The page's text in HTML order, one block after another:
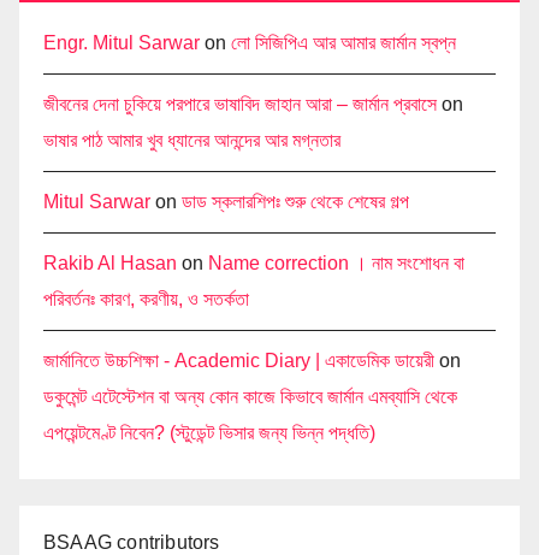
Engr. Mitul Sarwar on লো সিজিপিএ আর আমার জার্মান স্বপ্ন
জীবনের দেনা চুকিয়ে পরপারে ভাষাবিদ জাহান আরা – জার্মান প্রবাসেon
ভাষার পাঠ আমার খুব ধ্যানের আনন্দের আর মগ্নতার
Mitul Sarwar on ডাড স্কলারশিপঃ শুরু থেকে শেষের গল্প
Rakib Al Hasan on Name correction । নাম সংশোধন বা
পরিবর্তনঃ কারণ, করণীয়, ও সতর্কতা
জার্মানিতে উচ্চশিক্ষা - Academic Diary | একাডেমিক ডায়েরী on
ডকুমেন্ট এটেস্টেশন বা অন্য কোন কাজে কিভাবে জার্মান এমব্যাসি থেকে
এপয়েন্টমেণ্ট নিবেন? (স্টুডেন্ট ভিসার জন্য ভিন্ন পদ্ধতি)
BSAAG contributors